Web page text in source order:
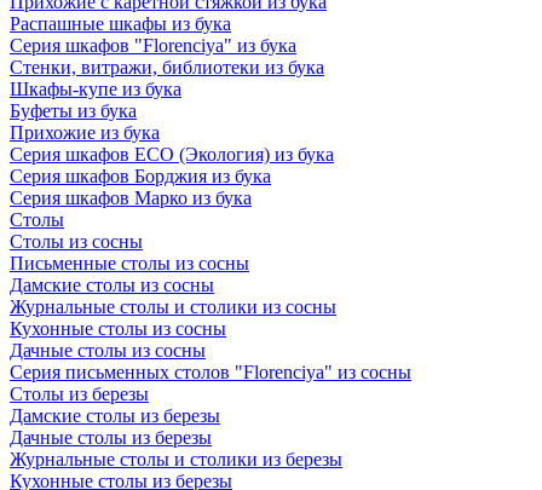
Распашные шкафы из бука
Серия шкафов "Florenciya" из бука
Стенки, витражи, библиотеки из бука
Шкафы-купе из бука
Буфеты из бука
Прихожие из бука
Серия шкафов ECO (Экология) из бука
Серия шкафов Борджия из бука
Серия шкафов Марко из бука
Столы
Столы из сосны
Письменные столы из сосны
Дамские столы из сосны
Журнальные столы и столики из сосны
Кухонные столы из сосны
Дачные столы из сосны
Серия письменных столов "Florenciya" из сосны
Столы из березы
Дамские столы из березы
Дачные столы из березы
Журнальные столы и столики из березы
Кухонные столы из березы